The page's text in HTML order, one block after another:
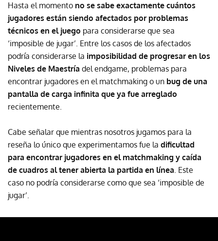
Hasta el momento no se sabe exactamente cuántos
jugadores están siendo afectados por problemas
técnicos en el juego para considerarse que sea
‘imposible de jugar’. Entre los casos de los afectados
podría considerarse la imposibilidad de progresar en los
Niveles de Maestría del endgame, problemas para
encontrar jugadores en el matchmaking o un bug de una
pantalla de carga infinita que ya fue arreglado
recientemente.
Cabe señalar que mientras nosotros jugamos para la
reseña lo único que experimentamos fue la dificultad
para encontrar jugadores en el matchmaking y caída
de cuadros al tener abierta la partida en línea. Este
caso no podría considerarse como que sea ‘imposible de
jugar’.